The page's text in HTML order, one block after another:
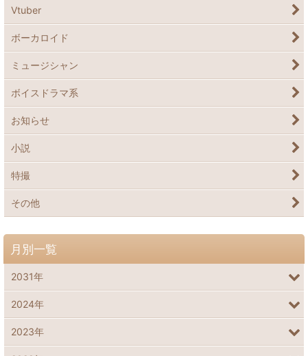
Vtuber
ボーカロイド
ミュージシャン
ボイスドラマ系
お知らせ
小説
特撮
その他
月別一覧
2031年
2024年
2023年